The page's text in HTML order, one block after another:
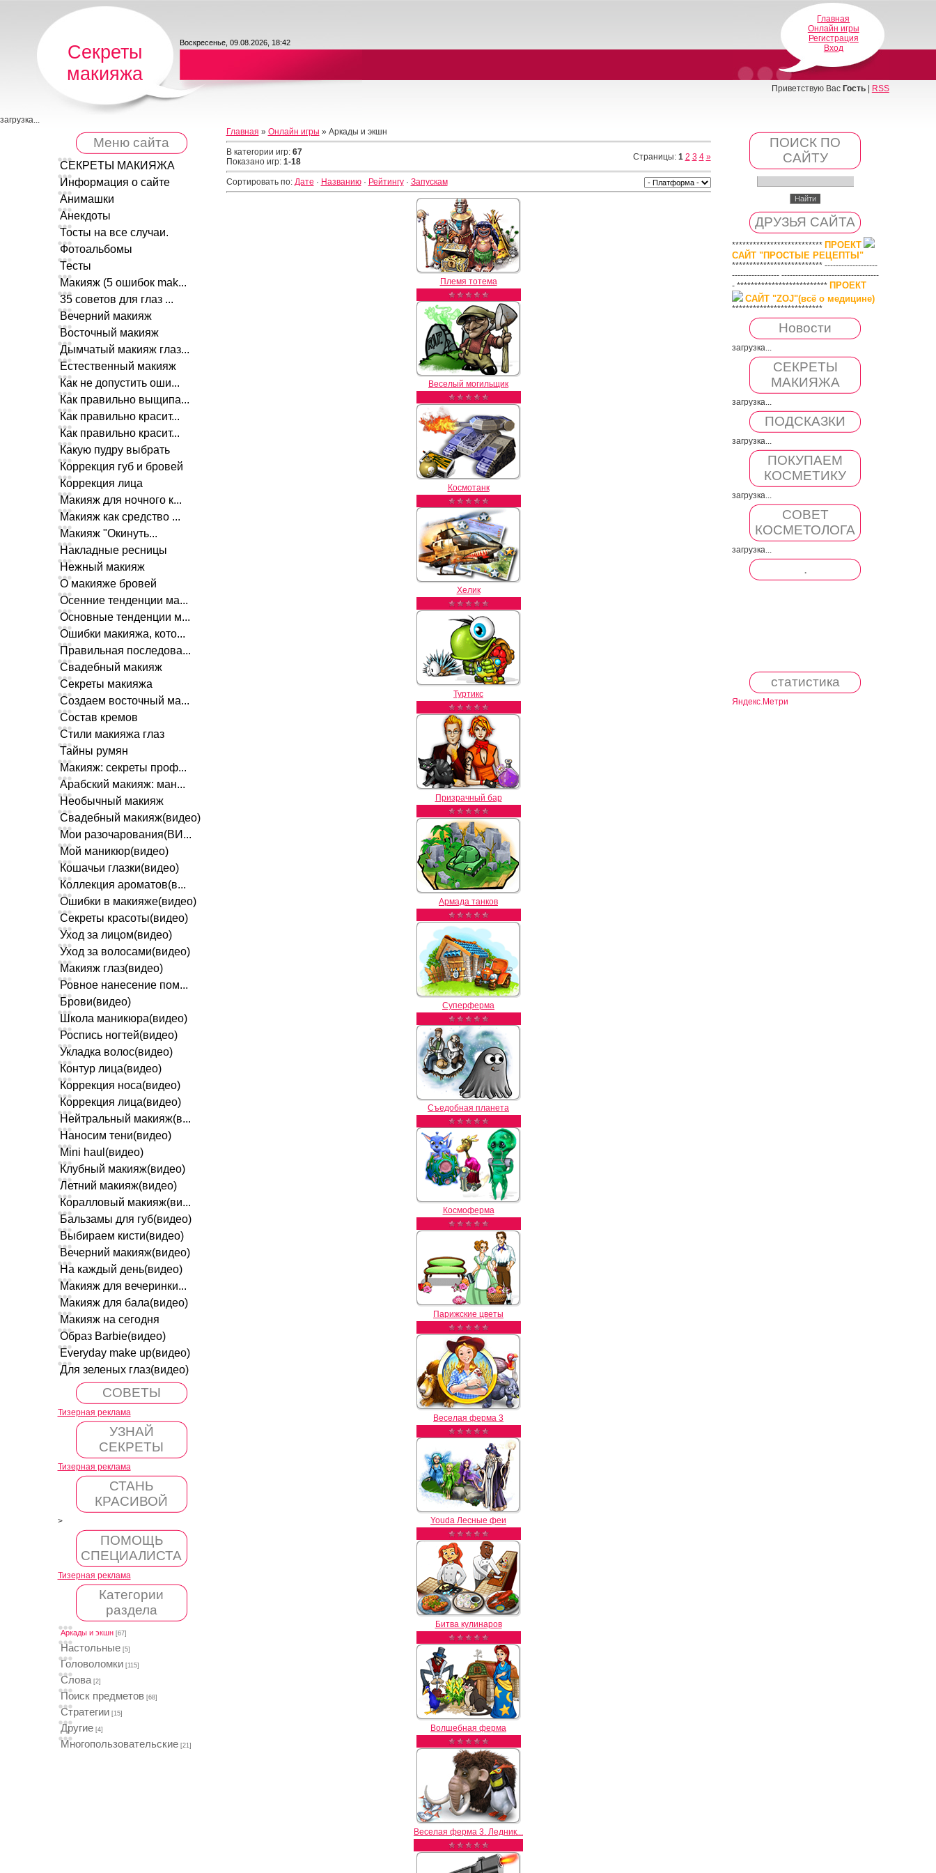
Секреты
макияжа
Воскресенье, 09.08.2026, 18:42
Главная
Онлайн игры
Регистрация
Вход
Приветствую Вас Гость| RSS
загрузка...
Меню сайта
СЕКРЕТЫ МАКИЯЖА
Информация о сайте
Анимашки
Анекдоты
Тосты на все случаи.
Фотоальбомы
Тесты
Макияж (5 ошибок mak...
35 советов для глаз ...
Вечерний макияж
Восточный макияж
Дымчатый макияж глаз...
Естественный макияж
Как не допустить оши...
Как правильно выщипа...
Как правильно красит...
Как правильно красит...
Какую пудру выбрать
Коррекция губ и бровей
Коррекция лица
Макияж для ночного к...
Макияж как средство ...
Макияж "Окинуть...
Накладные ресницы
Нежный макияж
О макияже бровей
Осенние тенденции ма...
Основные тенденции м...
Ошибки макияжа, кото...
Правильная последова...
Свадебный макияж
Секреты макияжа
Создаем восточный ма...
Состав кремов
Стили макияжа глаз
Тайны румян
Макияж: секреты проф...
Арабский макияж: ман...
Необычный макияж
Свадебный макияж(видео)
Мои разочарования(ВИ...
Мой маникюр(видео)
Кошачьи глазки(видео)
Коллекция ароматов(в...
Ошибки в макияже(видео)
Секреты красоты(видео)
Уход за лицом(видео)
Уход за волосами(видео)
Макияж глаз(видео)
Ровное нанесение пом...
Брови(видео)
Школа маникюра(видео)
Роспись ногтей(видео)
Укладка волос(видео)
Контур лица(видео)
Коррекция носа(видео)
Коррекция лица(видео)
Нейтральный макияж(в...
Наносим тени(видео)
Mini haul(видео)
Клубный макияж(видео)
Летний макияж(видео)
Коралловый макияж(ви...
Бальзамы для губ(видео)
Выбираем кисти(видео)
Вечерний макияж(видео)
На каждый день(видео)
Макияж для вечеринки...
Макияж для бала(видео)
Макияж на сегодня
Образ Barbie(видео)
Everyday make up(видео)
Для зеленых глаз(видео)
СОВЕТЫ
Тизерная реклама
УЗНАЙ
СЕКРЕТЫ
Тизерная реклама
СТАНЬ
КРАСИВОЙ
>
ПОМОЩЬ
СПЕЦИАЛИСТА
Тизерная реклама
Категории
раздела
Аркады и экшн [67]
Настольные [5]
Головоломки [115]
Слова [2]
Поиск предметов [68]
Стратегии [15]
Другие [4]
Многопользовательские [21]
Главная » Онлайн игры » Аркады и экшн
В категории игр: 67
Показано игр: 1-18 Страницы: 1 2 3 4 »
Сортировать по: Дате · Названию· Рейтингу· Запускам
Племя тотема
Веселый могильщик
Космотанк
Хелик
Туртикс
Призрачный бар
Армада танков
Суперферма
Съедобная планета
Космоферма
Парижские цветы
Веселая ферма 3
Youda Лесные феи
Битва кулинаров
Волшебная ферма
Веселая ферма 3. Ледник...
ПОИСК ПО
САЙТУ
ДРУЗЬЯ САЙТА
************************** ПРОЕКТ
САЙТ "ПРОСТЫЕ РЕЦЕПТЫ"
************************** -------------------
----------------- -----------------------------------
- ************************** ПРОЕКТ
САЙТ "ZOJ"(всё о медицине)
**************************
Новости
загрузка...
СЕКРЕТЫ
МАКИЯЖА
загрузка...
ПОДСКАЗКИ
загрузка...
ПОКУПАЕМ
КОСМЕТИКУ
загрузка...
СОВЕТ
КОСМЕТОЛОГА
загрузка...
.
статистика